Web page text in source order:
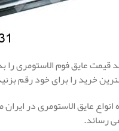
قیمت عایق فوم الاستومری
خرید را برای خود رقم
عایق الاستومری در
رساند.